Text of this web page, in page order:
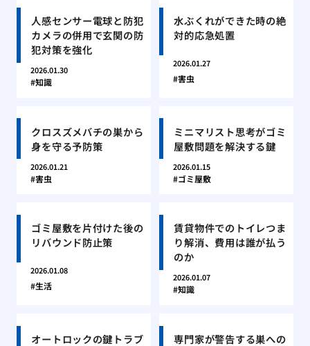
人感センサー電球と防犯
カメラの併用で玄関の防
犯対策を強化
2026.01.30
知識
水ぶくれができた時の絶
対的応急処置
2026.01.27
害虫
クロスズメバチの巣から
身を守る予防策
2026.01.21
害虫
ミニマリスト思考がゴミ
屋敷問題を解決する鍵
2026.01.15
ゴミ屋敷
ゴミ屋敷を片付けた後の
リバウンド防止策
2026.01.08
生活
賃貸物件でのトイレつま
り解消、費用は誰が払う
のか
2026.01.07
知識
オートロックの鍵トラブ
専門家が警告する巣への